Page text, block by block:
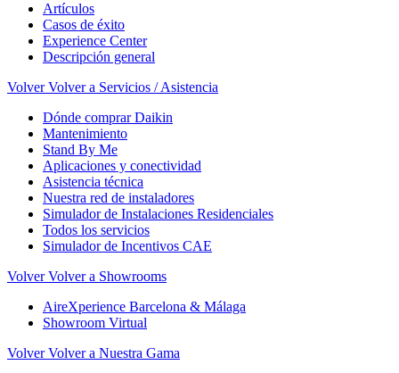
Artículos
Casos de éxito
Experience Center
Descripción general
Volver Volver a Servicios / Asistencia
Dónde comprar Daikin
Mantenimiento
Stand By Me
Aplicaciones y conectividad
Asistencia técnica
Nuestra red de instaladores
Simulador de Instalaciones Residenciales
Todos los servicios
Simulador de Incentivos CAE
Volver Volver a Showrooms
AireXperience Barcelona & Málaga
Showroom Virtual
Volver Volver a Nuestra Gama